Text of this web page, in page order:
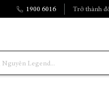
Trở thành
1900 6016